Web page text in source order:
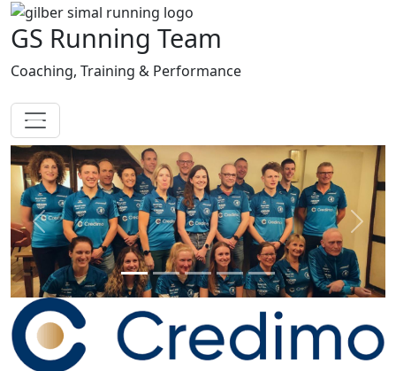
GS Running Team
Coaching, Training & Performance
Previous Next